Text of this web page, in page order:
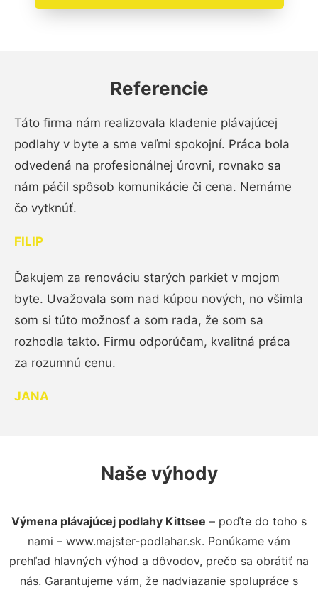
Referencie
Táto firma nám realizovala kladenie plávajúcej
podlahy v byte a sme veľmi spokojní. Práca bola
odvedená na profesionálnej úrovni, rovnako sa
nám páčil spôsob komunikácie či cena. Nemáme
čo vytknúť.
FILIP
Ďakujem za renováciu starých parkiet v mojom
byte. Uvažovala som nad kúpou nových, no všimla
som si túto možnosť a som rada, že som sa
rozhodla takto. Firmu odporúčam, kvalitná práca
za rozumnú cenu.
JANA
Naše výhody
Výmena plávajúcej podlahy Kittsee – poďte do toho s
nami – www.majster-podlahar.sk. Ponúkame vám
prehľad hlavných výhod a dôvodov, prečo sa obrátiť na
nás. Garantujeme vám, že nadviazanie spolupráce s